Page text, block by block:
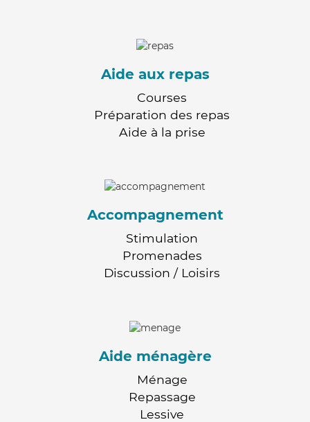
Aide aux repas
Courses
Préparation des repas
Aide à la prise
Accompagnement
Stimulation
Promenades
Discussion / Loisirs
Aide ménagère
Ménage
Repassage
Lessive